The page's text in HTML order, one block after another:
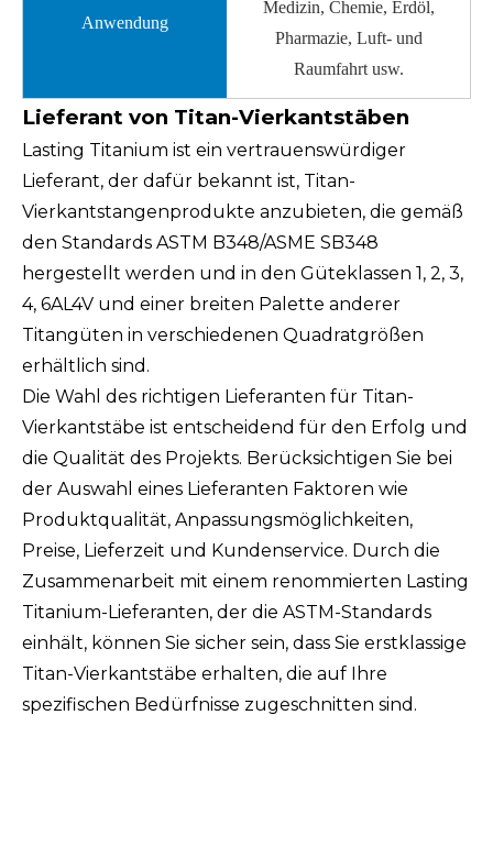
Anwendung
Medizin, Chemie, Erdöl,
Pharmazie, Luft- und
Raumfahrt usw.
Lieferant von Titan-Vierkantstäben
Lasting Titanium ist ein vertrauenswürdiger
Lieferant, der dafür bekannt ist, Titan-
Vierkantstangenprodukte anzubieten, die gemäß
den Standards ASTM B348/ASME SB348
hergestellt werden und in den Güteklassen 1, 2, 3,
4, 6AL4V und einer breiten Palette anderer
Titangüten in verschiedenen Quadratgrößen
erhältlich sind.
Die Wahl des richtigen Lieferanten für Titan-
Vierkantstäbe ist entscheidend für den Erfolg und
die Qualität des Projekts. Berücksichtigen Sie bei
der Auswahl eines Lieferanten Faktoren wie
Produktqualität, Anpassungsmöglichkeiten,
Preise, Lieferzeit und Kundenservice. Durch die
Zusammenarbeit mit einem renommierten Lasting
Titanium-Lieferanten, der die ASTM-Standards
einhält, können Sie sicher sein, dass Sie erstklassige
Titan-Vierkantstäbe erhalten, die auf Ihre
spezifischen Bedürfnisse zugeschnitten sind.